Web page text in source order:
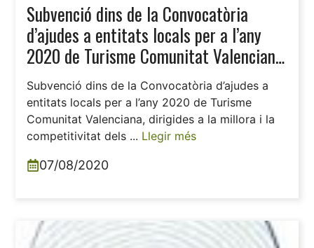
Subvenció dins de la Convocatòria
d’ajudes a entitats locals per a l’any
2020 de Turisme Comunitat Valenciana,
dirigides a la millora i la competitivitat
dels recursos i destinacions turístiques
de la Comunitat Valenciana.
Subvenció dins de la Convocatòria d’ajudes a
entitats locals per a l’any 2020 de Turisme
Comunitat Valenciana, dirigides a la millora i la
competitivitat dels ... Llegir més
07/08/2020